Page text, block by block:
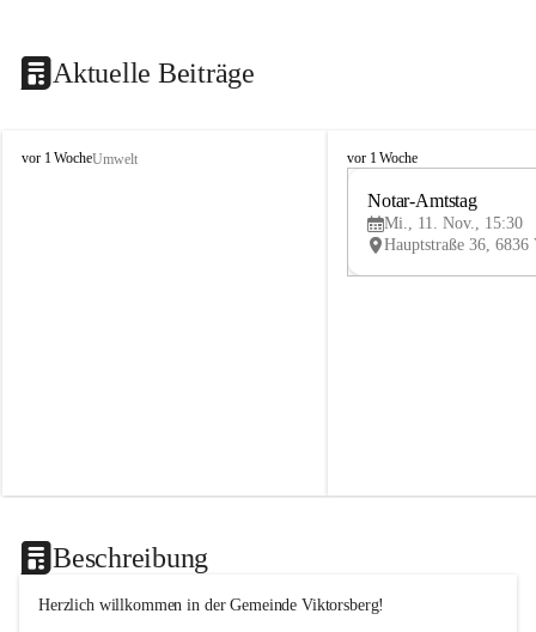
Aktuelle Beiträge
V
vor 1 WocheUmwelt
V
vor 1 Woche
Notar-Amtstag
Mi., 11. Nov., 15:30
Beschreibung
Herzlich willkommen in der Gemeinde Viktorsberg!